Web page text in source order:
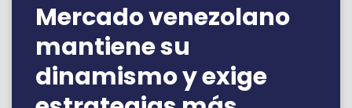
Mercado venezolano
mantiene su
dinamismo y exige